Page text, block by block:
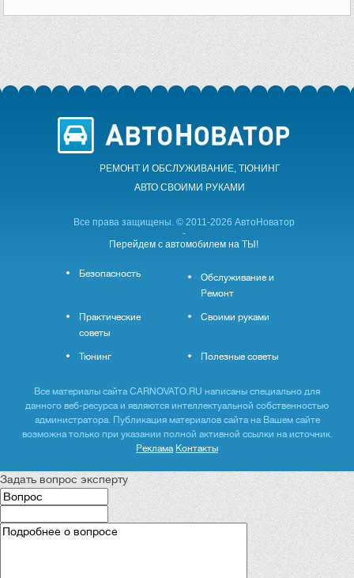
РЕМОНТ И ОБСЛУЖИВАНИЕ, ТЮНИНГ
АВТО CВОИМИ РУКАМИ
Все права защищены. © 2011-2026 АвтоНоватор
-
Перейдем с автомобилем на ТЫ!
Безопасность
Обслуживание и
Ремонт
Практические
советы
Своими руками
Тюнинг Полезные советы
Все материалы сайта CARNOVATO.RU написаны специально для
данного веб-ресурса и являются интеллектуальной собственностью
администратора. Публикация материалов сайта на Вашем сайте
возможна только при указании полной активной ссылки на источник.
Реклама Контакты
Задать вопрос эксперту